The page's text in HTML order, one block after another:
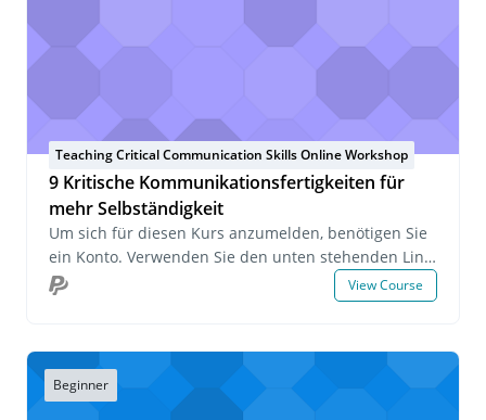
Teaching Critical Communication Skills Online Workshop
9 Kritische Kommunikationsfertigkeiten für
mehr Selbständigkeit
Um sich für diesen Kurs anzumelden, benötigen Sie
ein Konto. Verwenden Sie den unten stehenden Link,
um sich anzumelden oder ein Konto zu erstellen.
Wenn Sie Fragen zu diesem Kurs haben oder sich
senden Sie uns bitte eine E-Mail an
onlinelearning@pecs-germany.com .
View Course
Beginner